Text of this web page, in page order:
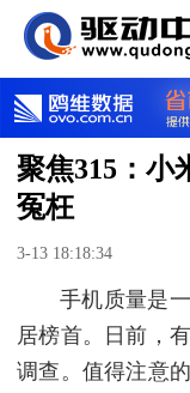
聚焦315：小
冤枉
3-13 18:18:34
手机质量是
居榜首。日前，
调查。值得注意